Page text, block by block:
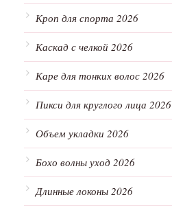
Кроп для спорта 2026
Каскад с челкой 2026
Каре для тонких волос 2026
Пикси для круглого лица 2026
Объем укладки 2026
Бохо волны уход 2026
Длинные локоны 2026